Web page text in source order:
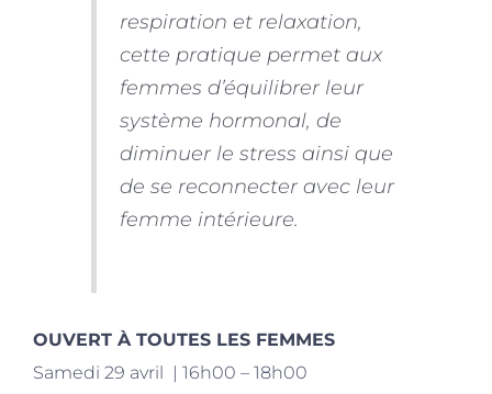
respiration et relaxation,
cette pratique permet aux
femmes d’équilibrer leur
système hormonal, de
diminuer le stress ainsi que
de se reconnecter avec leur
femme intérieure.
OUVERT À TOUTES LES FEMMES
Samedi 29 avril | 16h00 – 18h00